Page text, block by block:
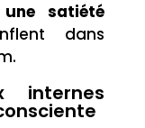
satiété
dans
internes